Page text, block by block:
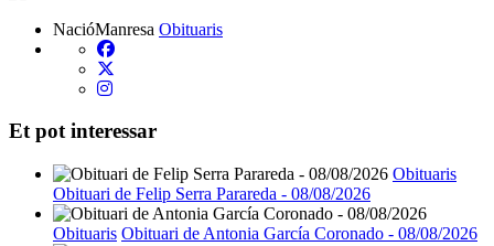
NacióManresa Obituaris
Et pot interessar
Obituaris
Obituari de Felip Serra Parareda - 08/08/2026
Obituaris Obituari de Antonia García Coronado - 08/08/2026